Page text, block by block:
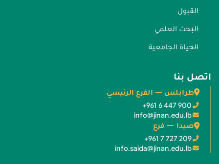
القبول
البحث العلمي
الحياة الجامعية
اتصل بنا
طرابلس — الفرع الرئيسي
+961 6 447 900
info@jinan.edu.lb
صيدا — فرع
+961 7 727 209
info.saida@jinan.edu.lb